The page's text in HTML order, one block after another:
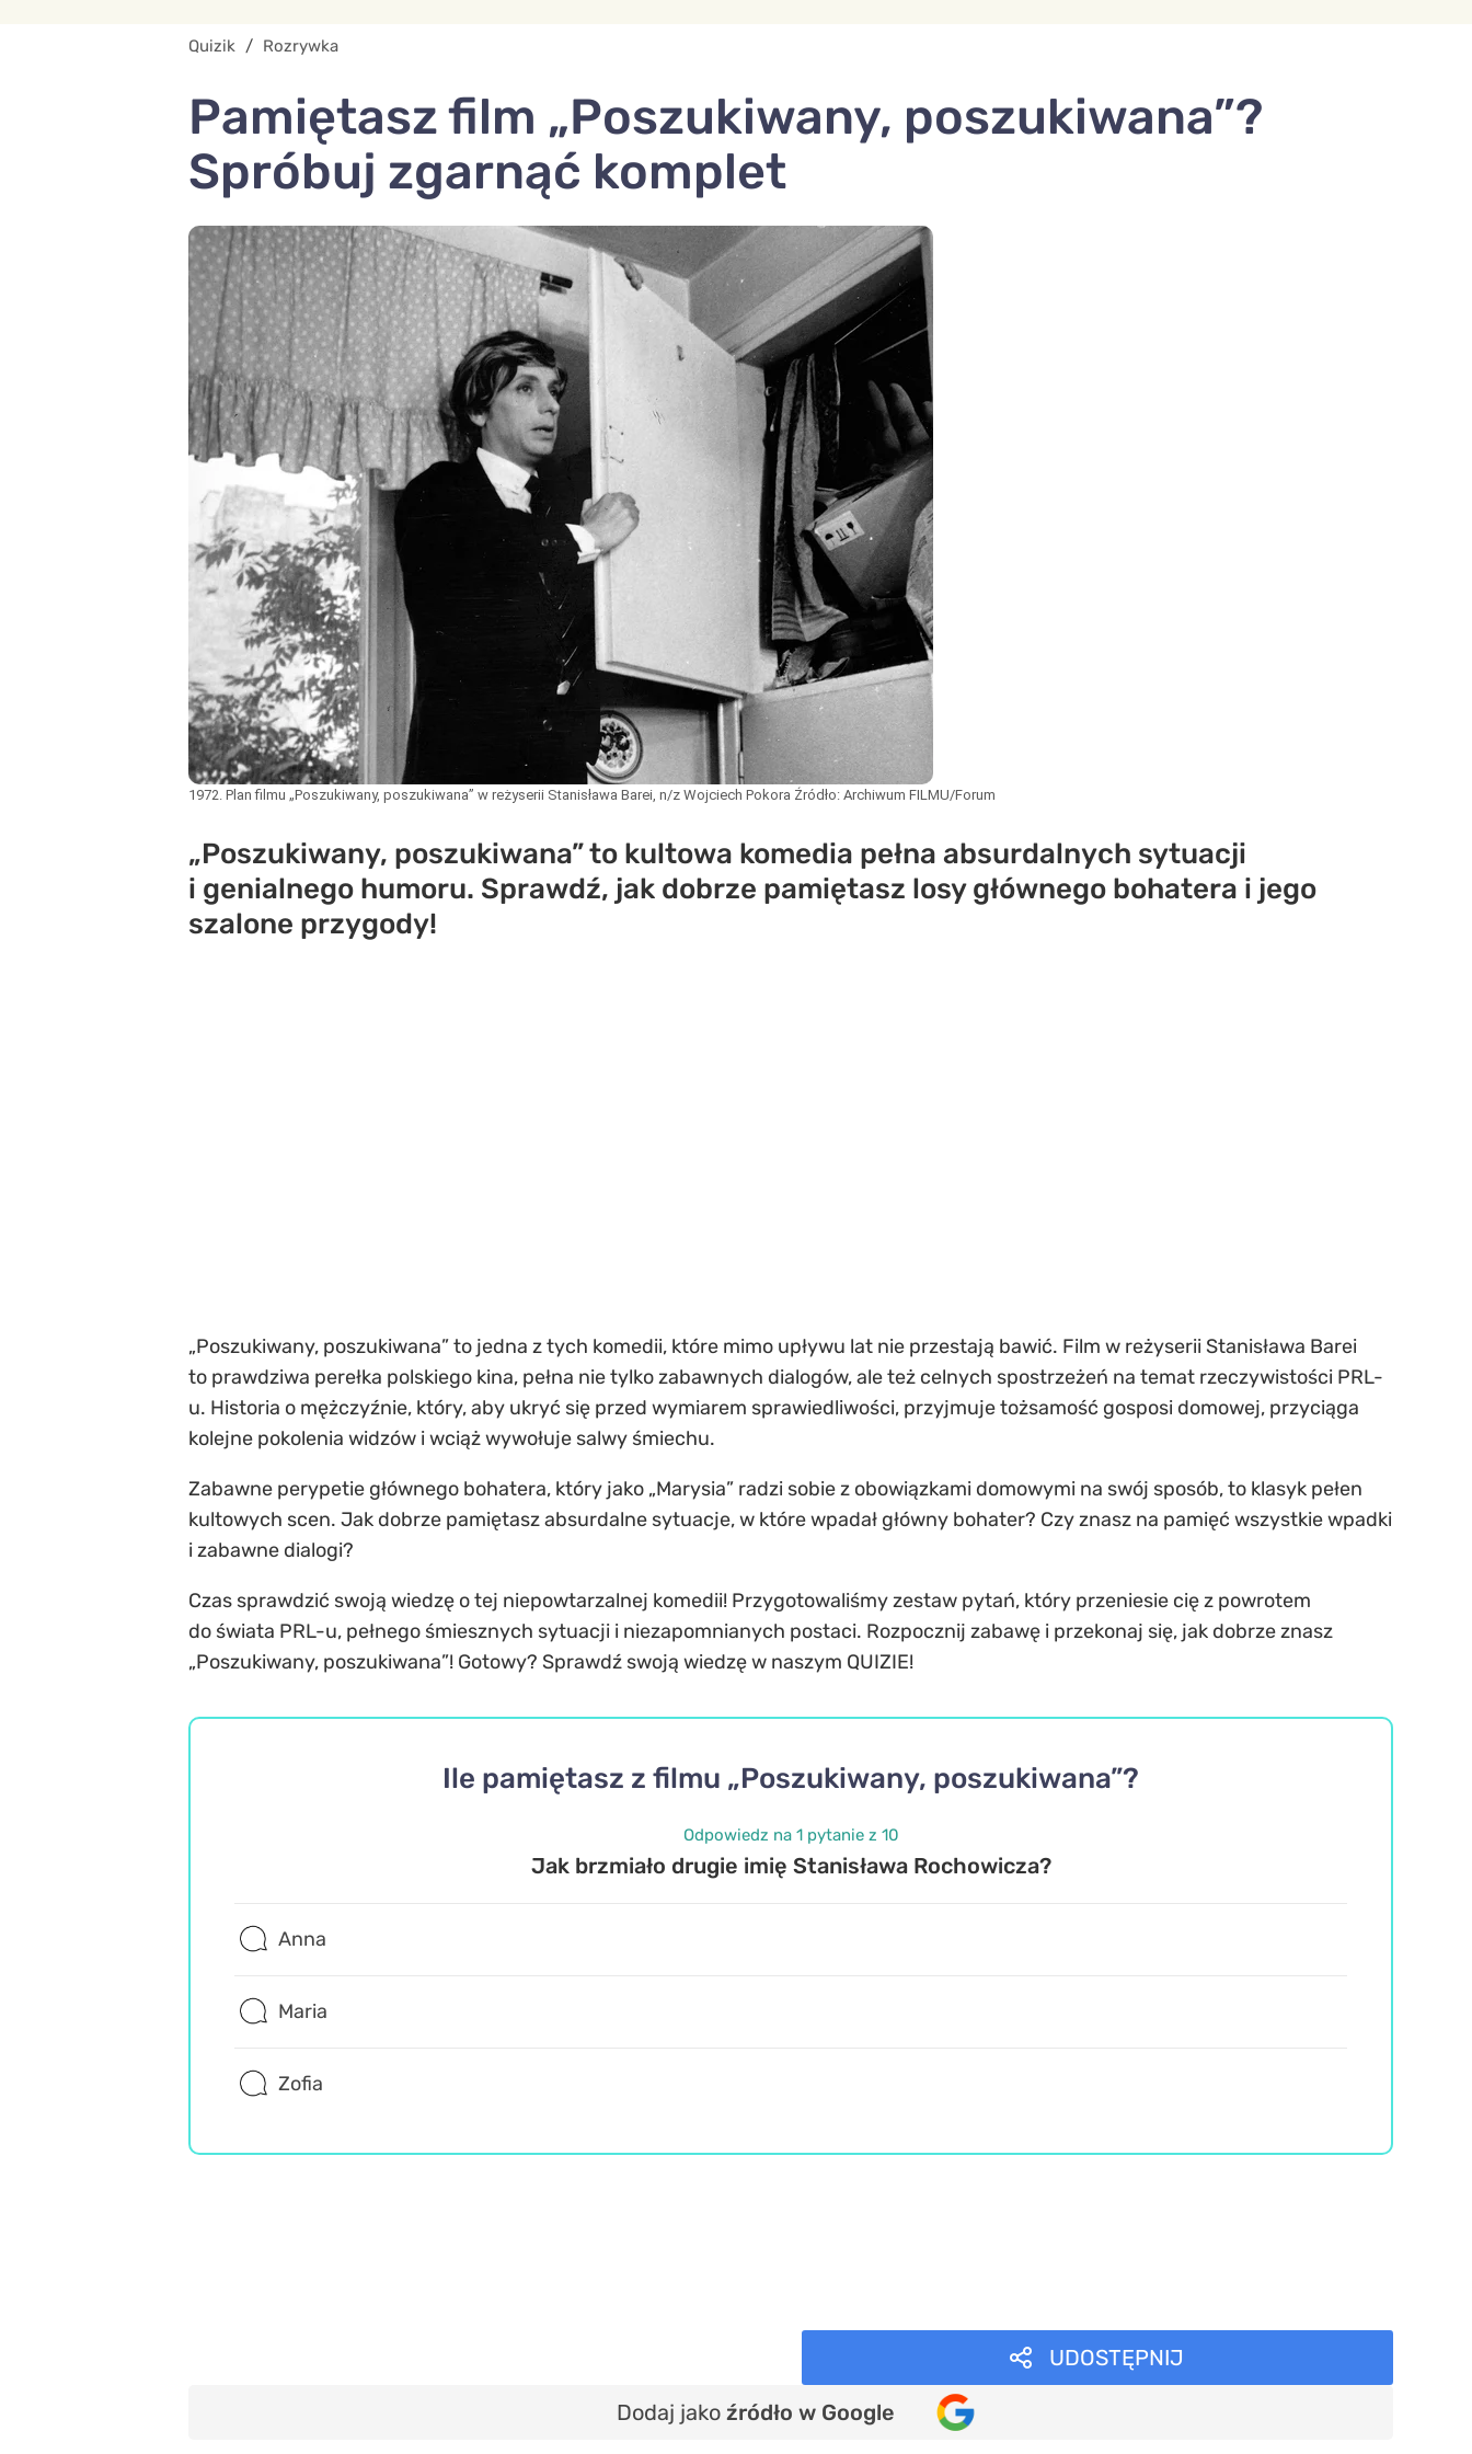
Quizik / Rozrywka
Pamiętasz film „Poszukiwany, poszukiwana”?
Spróbuj zgarnąć komplet
1972. Plan filmu „Poszukiwany, poszukiwana” w reżyserii Stanisława Barei, n/z Wojciech Pokora Źródło: Archiwum FILMU/Forum
„Poszukiwany, poszukiwana” to kultowa komedia pełna absurdalnych sytuacji
i genialnego humoru. Sprawdź, jak dobrze pamiętasz losy głównego bohatera i jego
szalone przygody!
„Poszukiwany, poszukiwana” to jedna z tych komedii, które mimo upływu lat nie przestają bawić. Film w reżyserii Stanisława Barei
to prawdziwa perełka polskiego kina, pełna nie tylko zabawnych dialogów, ale też celnych spostrzeżeń na temat rzeczywistości PRL-
u. Historia o mężczyźnie, który, aby ukryć się przed wymiarem sprawiedliwości, przyjmuje tożsamość gosposi domowej, przyciąga
kolejne pokolenia widzów i wciąż wywołuje salwy śmiechu.
Zabawne perypetie głównego bohatera, który jako „Marysia” radzi sobie z obowiązkami domowymi na swój sposób, to klasyk pełen
kultowych scen. Jak dobrze pamiętasz absurdalne sytuacje, w które wpadał główny bohater? Czy znasz na pamięć wszystkie wpadki
i zabawne dialogi?
Czas sprawdzić swoją wiedzę o tej niepowtarzalnej komedii! Przygotowaliśmy zestaw pytań, który przeniesie cię z powrotem
do świata PRL-u, pełnego śmiesznych sytuacji i niezapomnianych postaci. Rozpocznij zabawę i przekonaj się, jak dobrze znasz
„Poszukiwany, poszukiwana”! Gotowy? Sprawdź swoją wiedzę w naszym QUIZIE!
Ile pamiętasz z filmu „Poszukiwany, poszukiwana”?
Odpowiedz na 1 pytanie z 10
Jak brzmiało drugie imię Stanisława Rochowicza?
Anna
Maria
Zofia
UDOSTĘPNIJ
Dodaj jako źródło w Google